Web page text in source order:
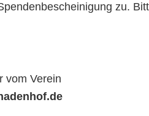
zu.
vom Verein